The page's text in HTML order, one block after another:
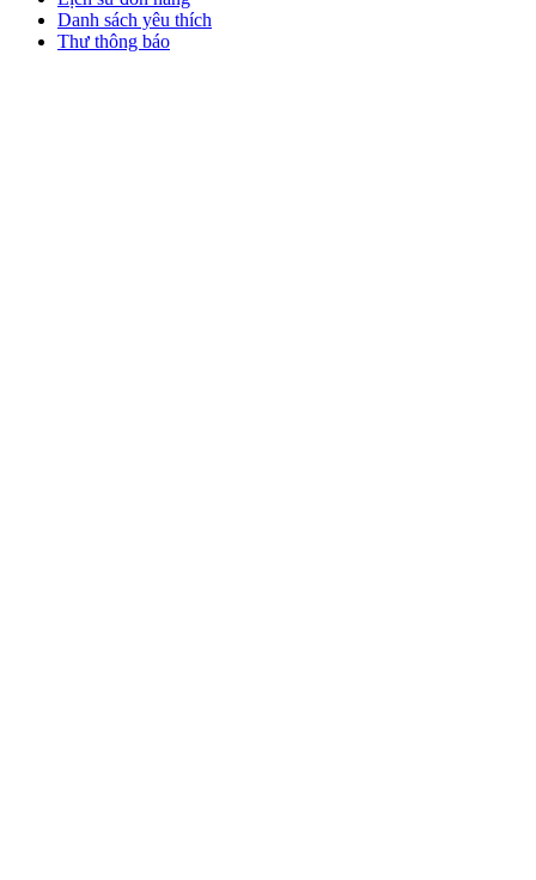
Danh sách yêu thích
Thư thông báo